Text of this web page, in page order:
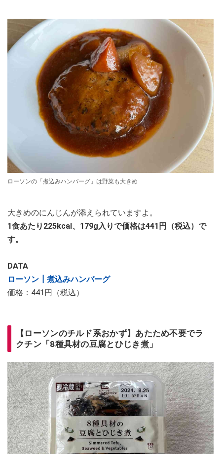
ローソンの「煮込みハンバーグ」は野菜も大きめ
大きめのにんじんが添えられていますよ。
1食あたり225kcal、179g入りで価格は441円（税込）で
す。
DATA
ローソン┃煮込みハンバーグ
価格：441円（税込）
【ローソンのチルド系おかず】あたため不要でラ
クチン「8種具材の豆腐とひじき煮」